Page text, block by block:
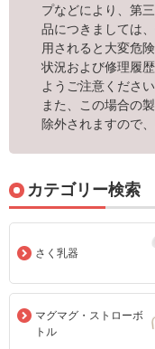
プなどにより、第
品につきましては
用されると大変危
状況および修理履
ようご注意ください
また、この場合の
除外されますので
カテゴリー検索
さく乳器
マグマグ・ストローボ
トル